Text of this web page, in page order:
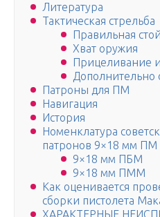
Литература
Тактическая стрельба
Правильная
Хват оружия
Прицеливание
Дополнительно
Патроны для ПМ
Навигация
История
Номенклатура
патронов 9×18 мм ПМ
9×18 мм ПБМ
9×18 мм ПММ
Как оценивается
сборки пистолета
ХАРАКТЕРНЫЕ